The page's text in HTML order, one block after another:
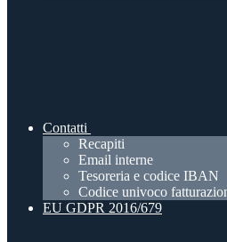
Contatti
Recapiti
Email interne
Tesoreria e codice IBAN
Codice univoco
EU GDPR 2016/679